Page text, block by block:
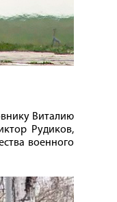
Виталию
Рудиков,
военного